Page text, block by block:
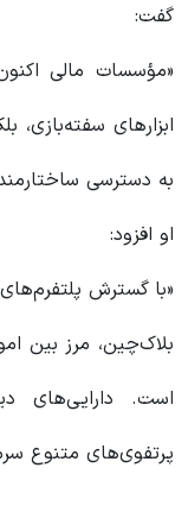
گفت:
«مؤسسات مالی
ابزارهای سفته‌بازی،
به دسترسی
او افزود:
«با گسترش
بلاک‌چین، مرز بین
است. دارایی‌های
پرتفوی‌های متنوع